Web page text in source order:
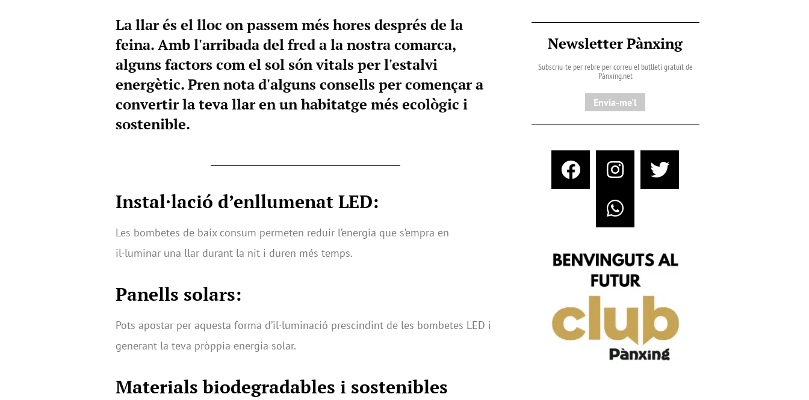
La llar és el lloc on passem més hores després de la
feina. Amb l'arribada del fred a la nostra comarca,
alguns factors com el sol són vitals per l'estalvi
energètic. Pren nota d'alguns consells per començar a
convertir la teva llar en un habitatge més ecològic i
sostenible.
Instal·lació d’enllumenat LED:
Les bombetes de baix consum permeten reduir l’energia que s’empra en
il·luminar una llar durant la nit i duren més temps.
Panells solars:
Pots apostar per aquesta forma d’il·luminació prescindint de les bombetes LED i
generant la teva pròppia energia solar.
Materials biodegradables i sostenibles
Newsletter Pànxing
Subscriu-te per rebre per correu el butlletí gratuït de
Pànxing.net​
Envia-me'l